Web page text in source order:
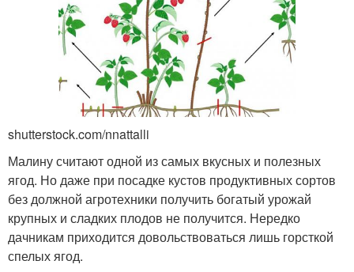
shutterstock.com/nnattalli
Малину считают одной из самых вкусных и полезных
ягод. Но даже при посадке кустов продуктивных сортов
без должной агротехники получить богатый урожай
крупных и сладких плодов не получится. Нередко
дачникам приходится довольствоваться лишь горсткой
спелых ягод.